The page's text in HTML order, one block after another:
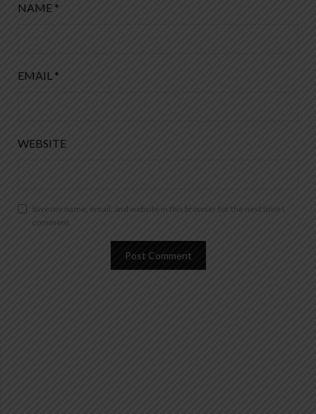
NAME *
EMAIL *
WEBSITE
Save my name, email, and website in this browser for the next time I
comment.